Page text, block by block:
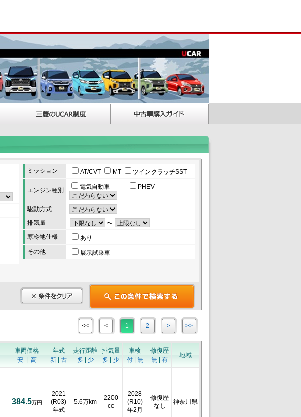
ミッション AT/CVT MT ツインクラッチSST
エンジン種別 電気自動車 PHEV
駆動方式
排気量
〜
寒冷地仕様
あり
その他
展示試乗車
<< < 1 2 > >>
車両価格
安| 高
年式
新
古
走行距離
多
少
排気量
多
少
車検
付| 無
修復歴
無
有
地域
384.5万円
2021
(R03)
年式
5.6万km
2200
cc
2028
(R10)
年2月
修復歴
なし
神奈川県